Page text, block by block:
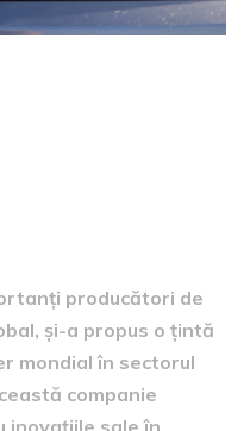
producători de
și-a propus o țintă
mondial în sectorul
companie
inovațiile sale în